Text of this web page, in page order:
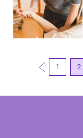
1 2